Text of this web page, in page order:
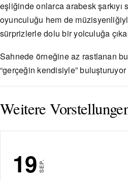
eşliğinde onlarca arabesk şarkıyı
oyunculuğu hem de
sürprizlerle dolu bir yolculuğa
Sahnede örneğine az rastlanan
“gerçeğin kendisiyle” buluşturuyor
Weitere
19 SEP.